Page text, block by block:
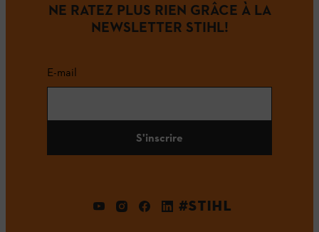
NE RATEZ PLUS RIEN GRÂCE À LA
NEWSLETTER STIHL!
E-mail
S'inscrire
#STIHL